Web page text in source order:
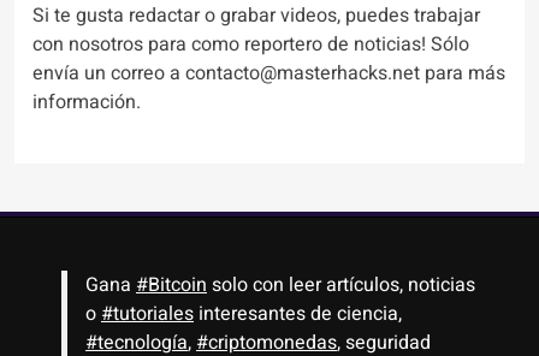
Si te gusta redactar o grabar videos, puedes trabajar
con nosotros para como reportero de noticias! Sólo
envía un correo a contacto@masterhacks.net para más
información.
Gana #Bitcoinsolo con leer artículos, noticias
o#tutoriales interesantes de ciencia,
#tecnología,#criptomonedas, seguridad